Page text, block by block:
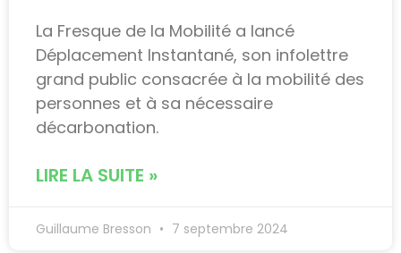
La Fresque de la Mobilité a lancé
Déplacement Instantané, son infolettre
grand public consacrée à la mobilité des
personnes et à sa nécessaire
décarbonation.
LIRE LA SUITE »
Guillaume Bresson 7 septembre 2024